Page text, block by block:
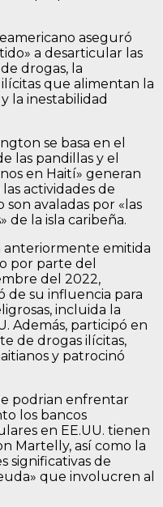
aseguró
a desarticular las
drogas, la
que alimentan la
la inestabilidad
se basa en el
las pandillas y el
en Haití» generan
actividades de
avaladas por «las
de la isla caribeña.
anteriormente emitida
por parte del
del 2022,
de su influencia para
incluida la
Además, participó en
de drogas ilícitas,
y patrocinó
podrian enfrentar
los bancos
en EE.UU. tienen
Martelly, así como la
significativas de
que involucren al